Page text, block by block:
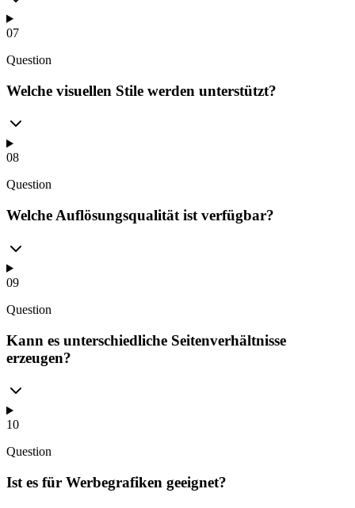
07
Question
Welche visuellen Stile werden unterstützt?
08
Question
Welche Auflösungsqualität ist verfügbar?
09
Question
Kann es unterschiedliche Seitenverhältnisse
erzeugen?
10
Question
Ist es für Werbegrafiken geeignet?